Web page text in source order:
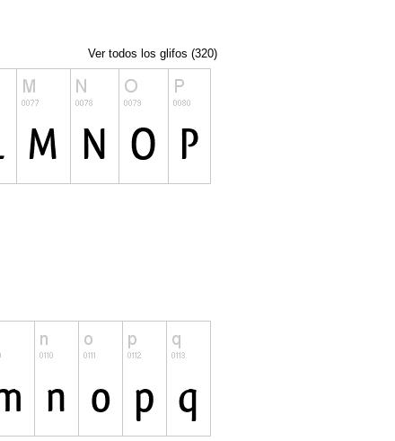
Ver todos los glifos (320)